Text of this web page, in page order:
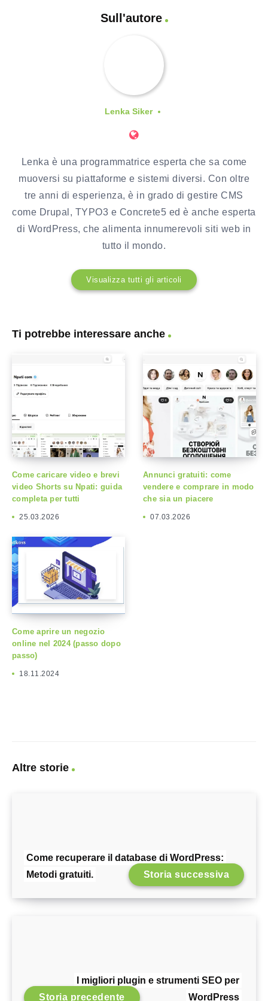
Sull'autore
Lenka Siker
Lenka è una programmatrice esperta che sa come
muoversi su piattaforme e sistemi diversi. Con oltre
tre anni di esperienza, è in grado di gestire CMS
come Drupal, TYPO3 e Concrete5 ed è anche esperta
di WordPress, che alimenta innumerevoli siti web in
tutto il mondo.
Visualizza tutti gli articoli
Ti potrebbe interessare anche
Come caricare video e brevi
video Shorts su Npati: guida
completa per tutti
25.03.2026
Annunci gratuiti: come
vendere e comprare in modo
che sia un piacere
07.03.2026
Come aprire un negozio
online nel 2024 (passo dopo
passo)
18.11.2024
Altre storie
Come recuperare il database di WordPress:
Metodi gratuiti.
Storia successiva
I migliori plugin e strumenti SEO per
WordPress
Storia precedente